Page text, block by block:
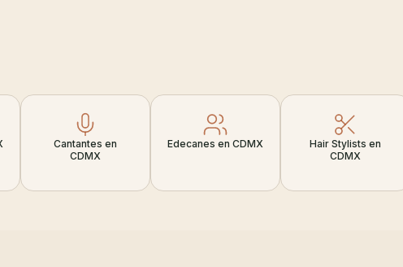
Cantantes en
CDMX
Edecanes en CDMX
Hair Stylists en
CDMX